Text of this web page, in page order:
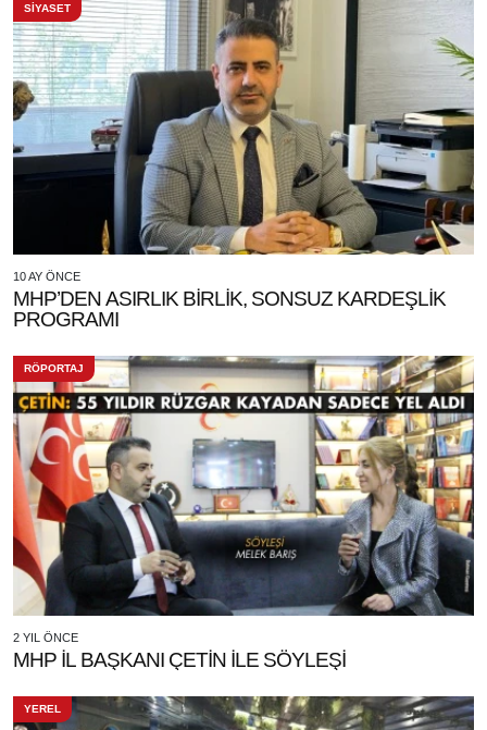
SİYASET
10 AY ÖNCE
MHP’DEN ASIRLIK BİRLİK, SONSUZ KARDEŞLİK
PROGRAMI
RÖPORTAJ
2 YIL ÖNCE
MHP İL BAŞKANI ÇETİN İLE SÖYLEŞİ
YEREL